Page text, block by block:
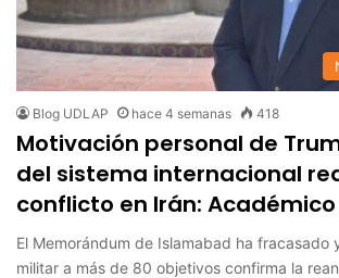
Blog UDLAP hace 4 semanas 418
Motivación personal de
del sistema internacional
conflicto en Irán: Académico
El Memorándum de Islamabad ha fracasado
militar a más de 80 objetivos confirma la